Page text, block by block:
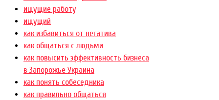
ищущие работу
ищущий
как избавиться от негатива
как общаться с людьми
как повысить эффективность бизнеса
в Запорожье Украина
как понять собеседника
как правильно общаться